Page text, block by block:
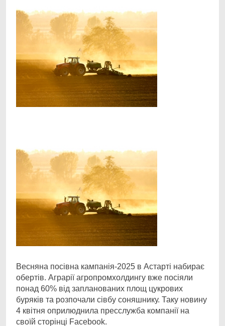
Весняна посівна кампанія-2025 в Астарті набирає
обертів. Аграрії агропромхолдингу вже посіяли
понад 60% від запланованих площ цукрових
буряків та розпочали сівбу соняшнику. Таку новину
4 квітня оприлюднила пресслужба компанії на
своїй сторінці Facebook.